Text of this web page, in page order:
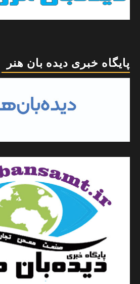
پایگاه خبری دیده بان هنر